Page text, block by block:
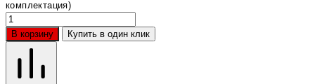
комплектация)
В корзину Купить в один клик